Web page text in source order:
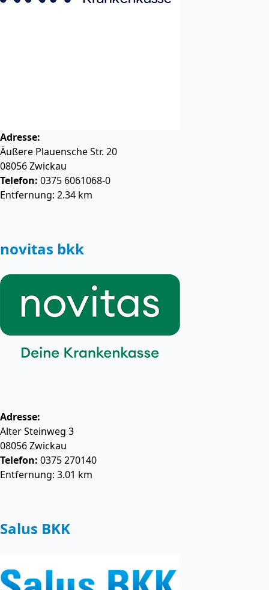
Adresse:
Äußere Plauensche Str. 20
08056Zwickau
Telefon: 0375 6061068-0
Entfernung: 2.34 km
novitas bkk
Adresse:
Alter Steinweg 3
08056Zwickau
Telefon: 0375 270140
Entfernung: 3.01 km
Salus BKK